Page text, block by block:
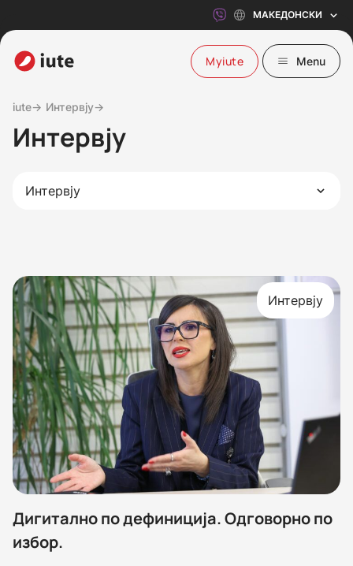
МАКЕДОНСКИ
Myiute Menu
iute→ Интервју→
Интервју
Интервју
Дигитално по дефиниција. Одговорно по
избор.
Интервју